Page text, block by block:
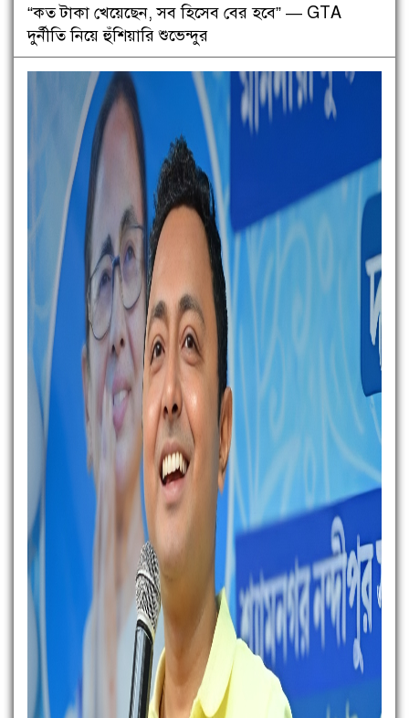
“কত টাকা খেয়েছেন, সব হিসেব বের হবে” — GTA
দুর্নীতি নিয়ে হুঁশিয়ারি শুভেন্দুর